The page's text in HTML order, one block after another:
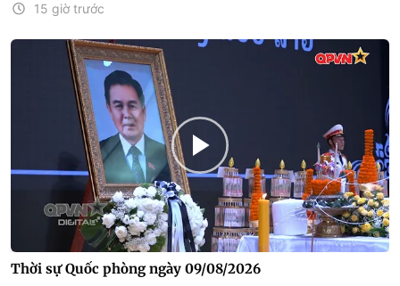
15 giờ trước
Thời sự Quốc phòng ngày 09/08/2026